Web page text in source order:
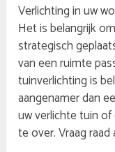
Verlichting in uw
Het is belangrijk
strategisch
van een ruimte
tuinverlichting is
aangenamer dan
uw verlichte tuin
te over. Vraag